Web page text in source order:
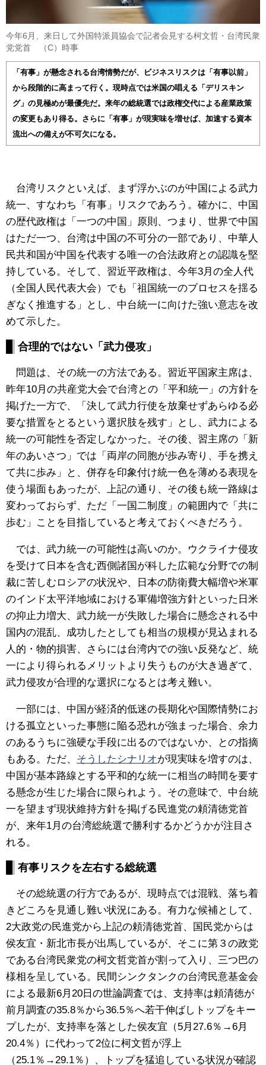
今年6月、来日して外国特派員協会で記者会見する柯文哲・台湾民衆
党党首 （C）時事
「有事」が懸念される台湾情勢だが、ビジネスリスクは「有事以前」
から段階的に高まって行く。現時点では米国の唱える「デリスキン
グ」の見極めが最優先だ。来年の総統選では政権交代による産業政策
の変更もあり得る。さらに「有事」が現実味を増せば、加速する資本
流出への備えが不可欠になる。
台湾リスクといえば、まず浮かぶのが中国による武力
統一、すなわち「有事」リスクであろう。確かに、中国
の歴代政権は「一つの中国」原則、つまり、世界で中国
はただ一つ、台湾は中国の不可分の一部であり、中華人
民共和国が中国を代表する唯一の合法政府との認識を堅
持している。そして、習近平政権は、今年3月の全人代
（全国人民代表大会）でも「祖国統一のプロセスを揺る
ぎなく推進する」とし、中台統一に向けた強い意志を改
めて示した。
合理的ではない「武力侵攻」
問題は、その統一の方法である。習近平国家主席は、
昨年10月の共産党大会で台湾との「平和統一」の方針を
掲げた一方で、「決して武力行使を放棄せずあらゆる必
要な措置をとるという選択肢を残す」とし、武力による
統一の可能性を否定しなかった。その後、習主席の「新
年のあいさつ」では「両岸の同胞が歩み寄り、手を携え
て共に歩み」と、併存を印象付け統一色を薄める表現を
使う場面もあったが、上記の通り、その後も統一路線は
変わっておらず、ただ「一国二制度」の範囲内で「共に
歩む」ことを目指していると考えておくべきだろう。
では、武力統一の可能性は高いのか。ウクライナ侵攻
を受けて日本を含む西側諸国が科した広範な分野での制
裁に苦しむロシアの状況や、日本の防衛費大幅増や米軍
のインド太平洋地域における軍備増強方針といった日米
の抑止力増大、武力統一が失敗した場合に懸念される中
国内の混乱、成功したとしても相当の規模が見込まれる
人的・物的損害、さらには台湾内での強い反発など、統
一により得られるメリットより失うものが大き過ぎて、
武力侵攻が合理的な選択になるとは考え難い。
一部には、中国が経済的低迷の長期化や国際情勢にお
ける孤立といった事態に陥る恐れが強まった場合、余力
のあるうちに強硬な手段に出るのではないか、との指摘
もある。ただ、 そうしたシナリオが現実味を増すのは、
中国が基本路線とする平和的な統一に相当の時間を要す
る懸念が生じた場合に限られよう。その意味で、中台統
一を望まず現状維持方針を掲げる民進党の頼清徳党首
が、来年1月の台湾総統選で勝利するかどうかが注目さ
れる。
有事リスクを左右する総統選
その総統選の行方であるが、現時点では混戦、落ち着
きどころを見通し難い状況にある。有力な候補として、
2大政党の民進党から上記の頼清徳党首、国民党からは
侯友宜・新北市長が出馬しているが、そこに第３の政党
である台湾民衆党の柯文哲党首が割って入り、三つ巴の
様相を呈している。民間シンクタンクの台湾民意基金会
による最新6月20日の世論調査では、支持率は頼清徳が
前月調査の35.8％から36.5％へ若干伸ばしトップをキー
プしたが、支持率を落とした侯友宜（5月27.6％→6月
20.4％）に代わって2位に柯文哲が浮上
（25.1％→29.1％）、トップを猛追している状況が確認